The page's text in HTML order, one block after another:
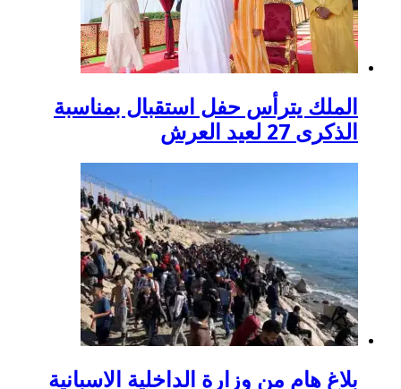
الملك يترأس حفل استقبال بمناسبة
الذكرى 27 لعيد العرش
بلاغ هام من وزارة الداخلية الاسبانية